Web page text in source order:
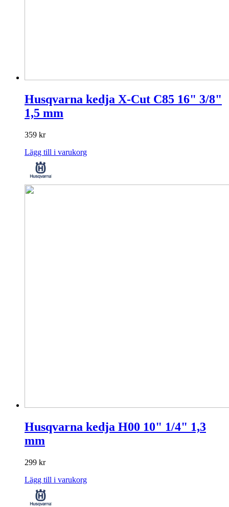
Husqvarna kedja X-Cut C85 16" 3/8"
1,5 mm
359 kr
Lägg till i varukorg
Husqvarna kedja H00 10" 1/4" 1,3
mm
299 kr
Lägg till i varukorg